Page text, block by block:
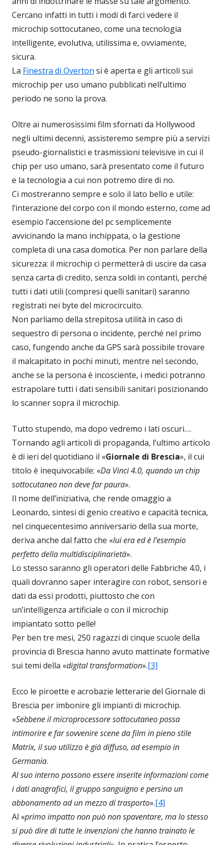
Cercano infatti in tutti i modi di farci vedere il
microchip sottocutaneo, come una tecnologia
intelligente, evolutiva, utilissima e, ovviamente,
sicura.
La Finestra di Overton si è aperta e gli articoli sui
microchip per uso umano pubblicati nell’ultimo
periodo ne sono la prova.
Oltre ai numerosissimi film sfornati da Hollywood
negli ultimi decenni, assisteremo sempre più a servizi
pseudo-giornalistici e trasmissioni televisive in cui il
chip per uso umano, sarà presentato come il futuro
e la tecnologia a cui non potremo dire di no.
Ci mostreranno sempre e solo il lato bello e utile:
l’interazione del corpo con il mondo esterno, come ad
esempio l’accensione del pc semplicemente
avvicinando la mano inchippata, o la gestione
completa di una casa domotica. Per non parlare della
sicurezza: il microchip ci permetterà di uscire da casa
senza carta di credito, senza soldi in contanti, perché
tutti i dati utili (compresi quelli sanitari) saranno
registrati nei byte del microcircuito.
Non parliamo della strepitosa utilità in caso di
sequestro di persona o incidente, perché nel primo
caso, fungendo anche da GPS sarà possibile trovare
il malcapitato in pochi minuti, mentre nel secondo,
anche se la persona è incosciente, i medici potranno
estrapolare tutti i dati sensibili sanitari posizionando
lo scanner sopra il microchip.
Tutto stupendo, ma dopo vedremo i lati oscuri….
Tornando agli articoli di propaganda, l’ultimo articolo
è di ieri del quotidiano il «Giornale di Brescia», il cui
titolo è inequivocabile: «Da Vinci 4.0, quando un chip
sottocutaneo non deve far paura».
Il nome dell’iniziativa, che rende omaggio a
Leonardo, sintesi di genio creativo e capacità tecnica,
nel cinquecentesimo anniversario della sua morte,
deriva anche dal fatto che «lui era ed è l’esempio
perfetto della multidisciplinarietà».
Lo stesso saranno gli operatori delle Fabbriche 4.0, i
quali dovranno saper interagire con robot, sensori e
dati da essi prodotti, piuttosto che con
un’intelligenza artificiale o con il microchip
impiantato sotto pelle!
Per ben tre mesi, 250 ragazzi di cinque scuole della
provincia di Brescia hanno avuto mattinate formative
sui temi della «digital transformation».[3]
Ecco le piroette e acrobazie letterarie del Giornale di
Brescia per imbonire gli impianti di microchip.
«Sebbene il microprocessore sottocutaneo possa
intimorire e far sovvenire scene da film in pieno stile
Matrix, il suo utilizzo è già diffuso, ad esempio in
Germania.
Al suo interno possono essere inserite informazioni come
i dati anagrafici, il gruppo sanguigno e persino un
abbonamento ad un mezzo di trasporto».[4]
Al «primo impatto non può non spaventare, ma lo stesso
si può dire di tutte le invenzioni che hanno trainato le